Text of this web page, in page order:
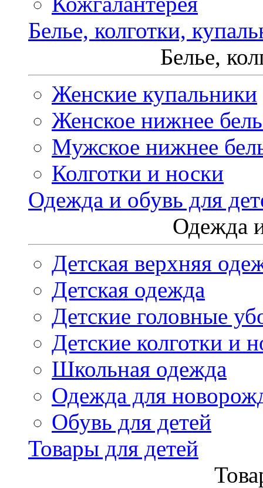
Белье, колготки,
Белье,
Женские купальники
Женское нижнее
Мужское нижнее
Колготки и носки
Одежда и обувь для
Одежда
Детская верхняя
Детская одежда
Детские головные
Детские колготки и
Школьная одежда
Одежда для
Обувь для детей
Товары для детей